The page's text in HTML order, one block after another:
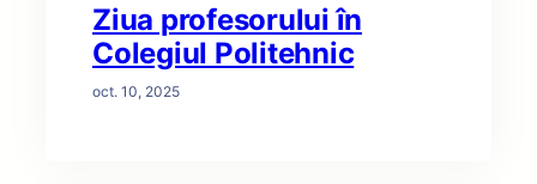
Ziua profesorului în
Colegiul Politehnic
oct. 10, 2025